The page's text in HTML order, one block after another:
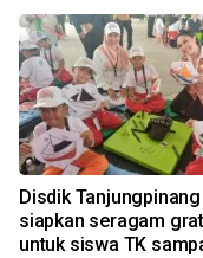
Disdik Tanjungpinang
siapkan seragam
untuk siswa TK